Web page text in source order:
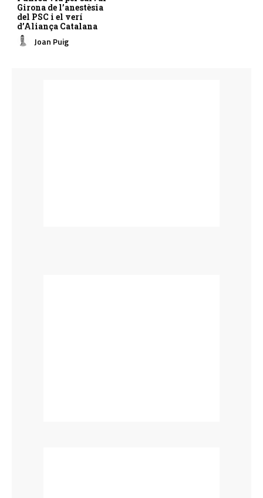
Girona de l’anestèsia
del PSC i el verí
d’Aliança Catalana
Joan Puig